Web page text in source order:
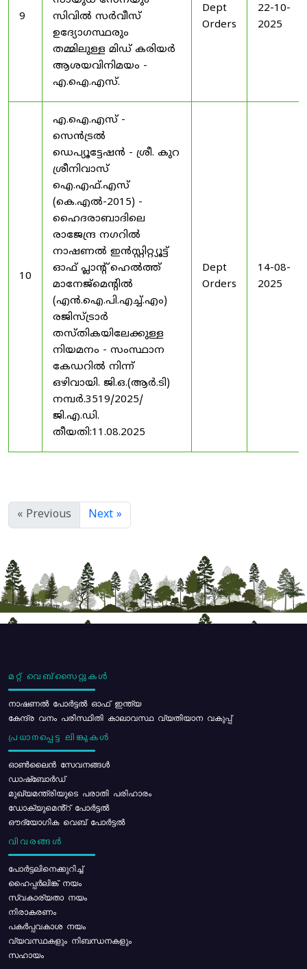
9
സിവിൽ സർവീസ്
ഉദ്യോഗസ്ഥരും
തമ്മിലുള്ള മിഡ് കരിയർ
ആശയവിനിമയം -
എ.ഐ.എസ്.
Dept
Orders
22-10-
2025
10
എ.ഐ.എസ് -
സെൻട്രൽ
ഡെപ്യൂട്ടേഷൻ - ശ്രീ. കുറ
ശ്രീനിവാസ്
ഐ.എഫ്.എസ്
(കെ.എൽ-2015) -
ഹൈദരാബാദിലെ
രാജേന്ദ്ര നഗറിൽ
നാഷണൽ ഇൻസ്റ്റിറ്റ്യൂട്ട്
ഓഫ് പ്ലാന്റ് ഹെൽത്ത്
മാനേജ്‌മെന്റിൽ
(എൻ.ഐ.പി.എച്ച്.എം)
രജിസ്ട്രാർ
തസ്തികയിലേക്കുള്ള
നിയമനം - സംസ്ഥാന
കേഡറിൽ നിന്ന്
ഒഴിവായി. ജി.ഒ.(ആർ.ടി)
നമ്പർ.3519/2025/
ജി.എ.ഡി.
തീയതി:11.08.2025
Dept
Orders
14-08-
2025
« Previous Next »
മറ്റ് വെബ്സൈറ്റുകൾ
നാഷണൽ പോർട്ടൽ ഓഫ് ഇന്ത്യ
കേന്ദ്ര വനം പരിസ്ഥിതി കാലാവസ്ഥ വ്യതിയാന വകുപ്പ്
പ്രധാനപ്പെട്ട ലിങ്കുകൾ
ഓൺലൈൻ സേവനങ്ങൾ
ഡാഷ്ബോർഡ്
മുഖ്യമന്ത്രിയുടെ പരാതി പരിഹാരം
ഡോക്യുമെൻ്റ് പോർട്ടൽ
ഔദ്യോഗിക വെബ് പോർട്ടൽ
വിവരങ്ങൾ
പോര്‍ട്ടലിനെക്കുറിച്ച്
ഹൈപ്പർലിങ്ക് നയം
സ്വകാര്യതാ നയം
നിരാകരണം
പകർപ്പവകാശ നയം
വ്യവസ്ഥകളും നിബന്ധനകളും
സഹായം